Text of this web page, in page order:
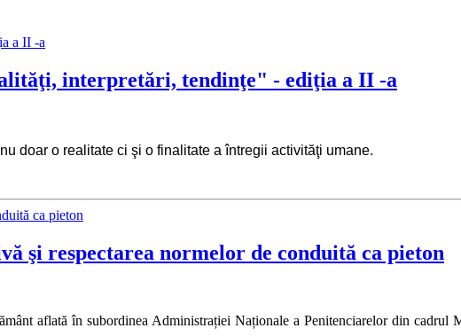
interpretări, tendinţe" - ediţia a II -a
doar o realitate ci şi o finalitate a întregii activităţi umane.
şi respectarea normelor de conduită ca pieton
aflată în subordinea Administrației Naționale a Penitenciarelor din cadrul